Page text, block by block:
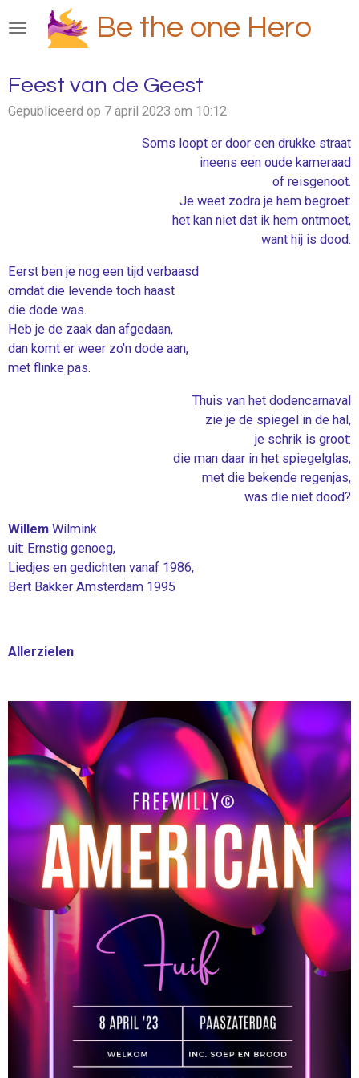
direct
de
hoofdinhoud
Be the one Hero
Feest van de Geest
Gepubliceerd op 7 april 2023 om 10:12
Soms loopt er door een drukke straat
ineens een oude kameraad
of reisgenoot.
Je weet zodra je hem begroet:
het kan niet dat ik hem ontmoet,
want hij is dood.
Eerst ben je nog een tijd verbaasd
omdat die levende toch haast
die dode was.
Heb je de zaak dan afgedaan,
dan komt er weer zo'n dode aan,
met flinke pas.
Thuis van het dodencarnaval
zie je de spiegel in de hal,
je schrik is groot:
die man daar in het spiegelglas,
met die bekende regenjas,
was die niet dood?
Willem Wilmink
uit: Ernstig genoeg,
Liedjes en gedichten vanaf 1986,
Bert Bakker Amsterdam 1995
Allerzielen